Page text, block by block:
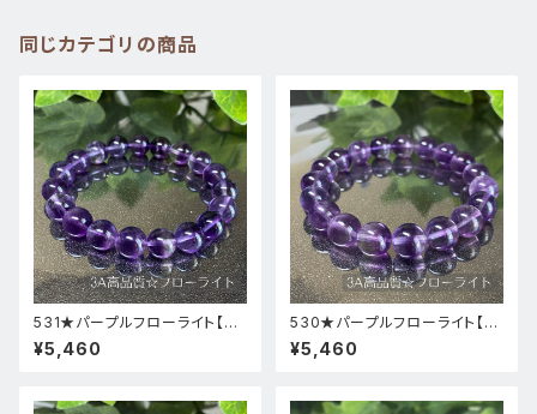
同じカテゴリの商品
531★パープルフローライト【高
品質・高透明度】天然石パワース
トーンブレスレット新品
¥5,460
530★パープルフローライト【高
品質・高透明度】天然石パワース
トーンブレスレット新品
¥5,460